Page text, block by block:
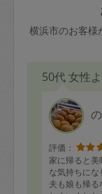
横浜市のお客様
50代 女性
評価：
家に帰ると美
な気持ちにな
夫も娘も帰